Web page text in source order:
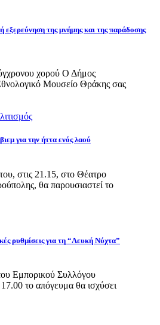
της μνήμης και της παράδοσης
χορού Ο Δήμος
Μουσείο Θράκης σας
για την ήττα ενός λαού
στις 21.15, στο Θέατρο
θα παρουσιαστεί το
ρυθμίσεις για τη “Λευκή Νύχτα”
Εμπορικού Συλλόγου
το απόγευμα θα ισχύσει